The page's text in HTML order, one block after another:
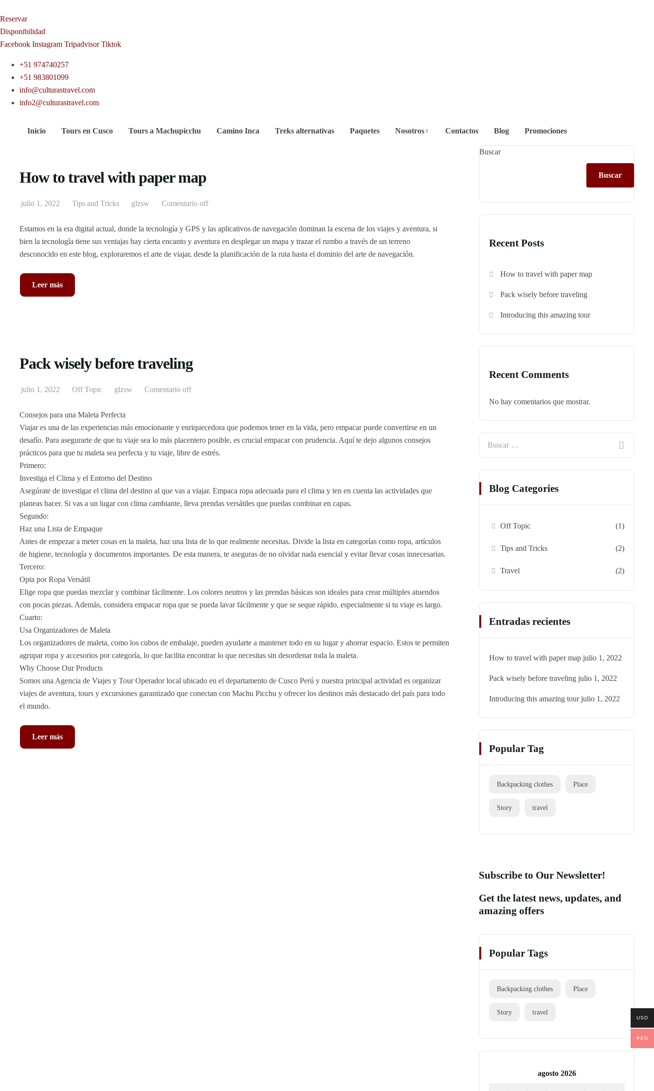
Reservar
Disponibilidad
Facebook Instagram Tripadvisor Tiktok
+51 974740257
+51 983801099
info@culturastravel.com
info2@culturastravel.com
Inicio Tours en Cusco Tours a Machupicchu Camino Inca Treks alternativas Paquetes Nosotros Contactos Blog Promociones
How to travel with paper map
julio 1, 2022 Tips and Tricks glzsw Comentario off
Estamos en la era digital actual, donde la tecnología y GPS y las aplicativos de navegación dominan la escena de los viajes y aventura, si
bien la tecnología tiene sus ventajas hay cierta encanto y aventura en desplegar un mapa y trazar el rumbo a través de un terreno
desconocido en este blog, exploraremos el arte de viajar, desde la planificación de la ruta hasta el dominio del arte de navegación.
Leer más
Pack wisely before traveling
julio 1, 2022 Off Topic glzsw Comentario off
Consejos para una Maleta Perfecta
Viajar es una de las experiencias más emocionante y enriquecedora que podemos tener en la vida, pero empacar puede convertirse en un
desafío. Para asegurarte de que tu viaje sea lo más placentero posible, es crucial empacar con prudencia. Aquí te dejo algunos consejos
prácticos para que tu maleta sea perfecta y tu viaje, libre de estrés.
Primero:
Investiga el Clima y el Entorno del Destino
Asegúrate de investigar el clima del destino al que vas a viajar. Empaca ropa adecuada para el clima y ten en cuenta las actividades que
planeas hacer. Si vas a un lugar con clima cambiante, lleva prendas versátiles que puedas combinar en capas.
Segundo:
Haz una Lista de Empaque
Antes de empezar a meter cosas en la maleta, haz una lista de lo que realmente necesitas. Divide la lista en categorías como ropa, artículos
de higiene, tecnología y documentos importantes. De esta manera, te aseguras de no olvidar nada esencial y evitar llevar cosas innecesarias.
Tercero:
Opta por Ropa Versátil
Elige ropa que puedas mezclar y combinar fácilmente. Los colores neutros y las prendas básicas son ideales para crear múltiples atuendos
con pocas piezas. Además, considera empacar ropa que se pueda lavar fácilmente y que se seque rápido, especialmente si tu viaje es largo.
Cuarto:
Usa Organizadores de Maleta
Los organizadores de maleta, como los cubos de embalaje, pueden ayudarte a mantener todo en su lugar y ahorrar espacio. Estos te permiten
agrupar ropa y accesorios por categoría, lo que facilita encontrar lo que necesitas sin desordenar toda la maleta.
Why Choose Our Products
Somos una Agencia de Viajes y Tour Operador local ubicado en el departamento de Cusco Perú y nuestra principal actividad es organizar
viajes de aventura, tours y excursiones garantizado que conectan con Machu Picchu y ofrecer los destinos más destacado del país para todo
el mundo.
Leer más
Buscar
Buscar
Recent Posts
How to travel with paper map
Pack wisely before traveling
Introducing this amazing tour
Recent Comments
No hay comentarios que mostrar.
Blog Categories
Off Topic (1)
Tips and Tricks (2)
Travel (2)
Entradas recientes
How to travel with paper map julio 1, 2022
Pack wisely before traveling julio 1, 2022
Introducing this amazing tour julio 1, 2022
Popular Tag
Backpacking clothes Place
Story travel
Subscribe to Our Newsletter!
Get the latest news, updates, and
amazing offers
Popular Tags
Backpacking clothes Place
Story travel
agosto 2026
USD
PEN